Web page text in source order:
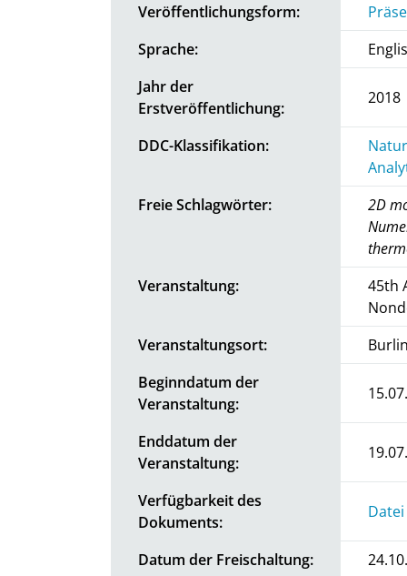
Veröffentlichungsform:
Sprache:
Jahr der
Erstveröffentlichung:
2018
DDC-Klassifikation:
Freie Schlagwörter:
2D
Veranstaltung:
45th
Veranstaltungsort:
Beginndatum der
Veranstaltung:
Enddatum der
Veranstaltung:
Verfügbarkeit des
Dokuments:
Datum der Freischaltung: